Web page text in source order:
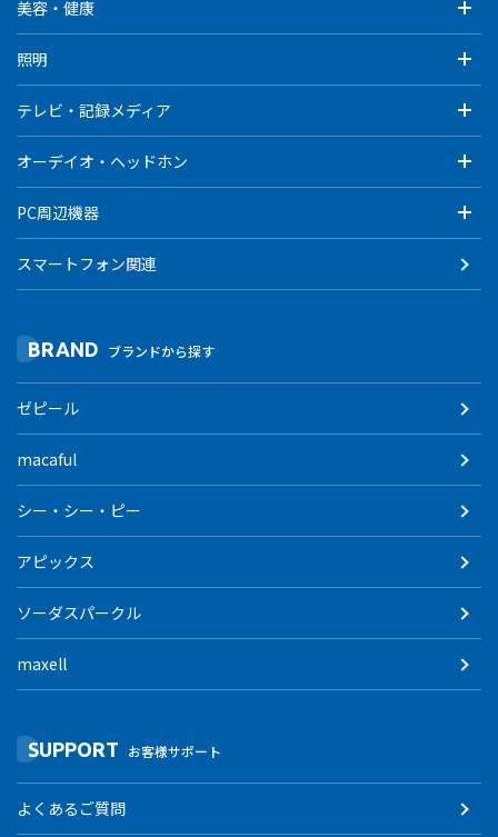
美容・健康
照明
テレビ・記録メディア
オーデイオ・ヘッドホン
PC周辺機器
スマートフォン関連
BRAND ブランドから探す
ゼピール
macaful
シー・シー・ピー
アピックス
ソーダスパークル
maxell
SUPPORT お客様サポート
よくあるご質問